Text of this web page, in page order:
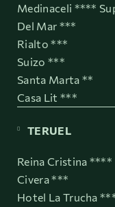
Medinaceli ****
Del Mar ***
Rialto ***
Suizo ***
Santa Marta **
Casa Lit ***
TERUEL
Reina Cristina ****
Civera ***
Hotel La Trucha